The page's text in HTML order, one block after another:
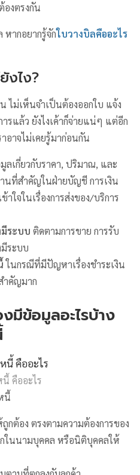
องตรงกัน
หากอยากรู้จักใบวางบิลคืออะไร
งไง?
ไม่เห็นจำเป็นต้องออกใบ แจ้ง
รแล้ว ยังไงเค้าก็จ่ายแน่ๆ แต่อีก
อาจไม่เคยรู้มาก่อนกัน
ลเกี่ยวกับราคา, ปริมาณ, และ
นที่สำคัญในฝ่ายบัญชี การเงิน
าใจในเรื่องการส่งของ/บริการ
มีระบบ ติดตามการขาย การรับ
มีระบบ
ในกรณีที่มีปัญหาเรื่องชำระเงิน
ำคัญมาก
มีข้อมูลอะไรบ้าง
คืออะไร
นี้
กต้อง ตรงตามความต้องการของ
กในนามบุคคล หรือนิติบุคคลให้